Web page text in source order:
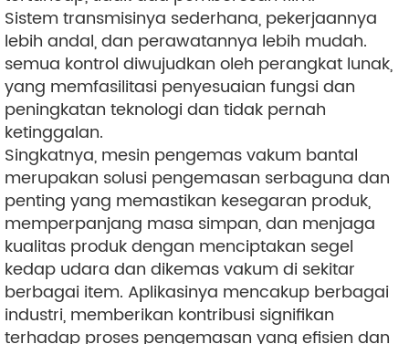
Sistem transmisinya sederhana, pekerjaannya
lebih andal, dan perawatannya lebih mudah.
semua kontrol diwujudkan oleh perangkat lunak,
yang memfasilitasi penyesuaian fungsi dan
peningkatan teknologi dan tidak pernah
ketinggalan.
Singkatnya, mesin pengemas vakum bantal
merupakan solusi pengemasan serbaguna dan
penting yang memastikan kesegaran produk,
memperpanjang masa simpan, dan menjaga
kualitas produk dengan menciptakan segel
kedap udara dan dikemas vakum di sekitar
berbagai item. Aplikasinya mencakup berbagai
industri, memberikan kontribusi signifikan
terhadap proses pengemasan yang efisien dan